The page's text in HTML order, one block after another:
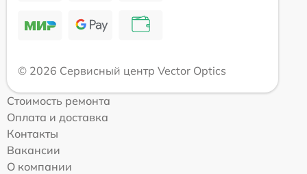
© 2026 Сервисный центр Vector Optics
Стоимость ремонта
Оплата и доставка
Контакты
Вакансии
О компании